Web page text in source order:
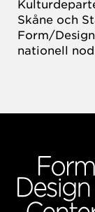
Skåne och
Form/
nationell